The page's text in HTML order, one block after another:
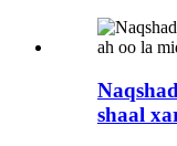
shaal